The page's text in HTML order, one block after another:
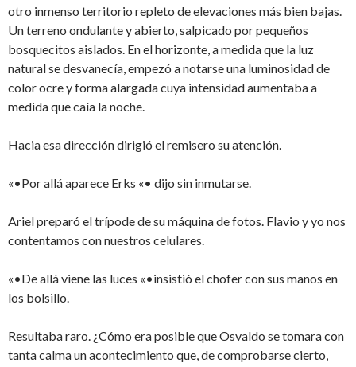
otro inmenso territorio repleto de elevaciones más bien bajas.
Un terreno ondulante y abierto, salpicado por pequeños
bosquecitos aislados. En el horizonte, a medida que la luz
natural se desvanecía, empezó a notarse una luminosidad de
color ocre y forma alargada cuya intensidad aumentaba a
medida que caía la noche.
Hacia esa dirección dirigió el remisero su atención.
«•Por allá aparece Erks «• dijo sin inmutarse.
Ariel preparó el trípode de su máquina de fotos. Flavio y yo nos
contentamos con nuestros celulares.
«•De allá viene las luces «•insistió el chofer con sus manos en
los bolsillo.
Resultaba raro. ¿Cómo era posible que Osvaldo se tomara con
tanta calma un acontecimiento que, de comprobarse cierto,